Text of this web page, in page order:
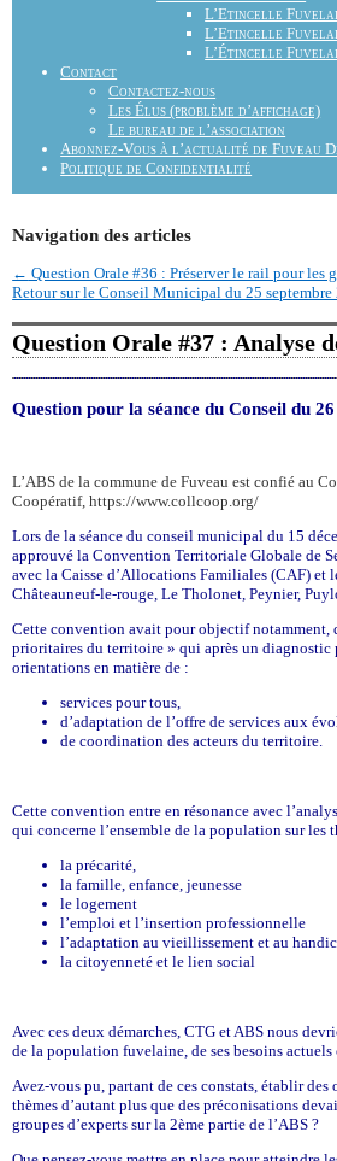
L’Etincelle
L’Etincelle
L’Étincelle
Contact
Contactez-nous
Les Élus (problème d’affichage)
Le bureau de l’association
Abonnez-Vous à l’actualité de Fuveau
Politique de Confidentialité
Navigation des articles
← Question Orale #36 : Préserver le rail pour les
Retour sur le Conseil Municipal du 25 septembre
Question Orale #37 : Analyse
Question pour la séance du Conseil du
L’ABS de la commune de Fuveau est confié au
Coopératif, https://www.collcoop.org/
Lors de la séance du conseil municipal du 15
approuvé la Convention Territoriale Globale de
avec la Caisse d’Allocations Familiales (CAF) et
Châteauneuf-le-rouge, Le Tholonet, Peynier,
Cette convention avait pour objectif notamment,
prioritaires du territoire » qui après un diagnostic
orientations en matière de :
services pour tous,
d’adaptation de l’offre de services aux
de coordination des acteurs du territoire.
Cette convention entre en résonance avec
qui concerne l’ensemble de la population sur les
la précarité,
la famille, enfance, jeunesse
le logement
l’emploi et l’insertion professionnelle
l’adaptation au vieillissement et au
la citoyenneté et le lien social
Avec ces deux démarches, CTG et ABS nous
de la population fuvelaine, de ses besoins actuels
Avez-vous pu, partant de ces constats, établir
thèmes d’autant plus que des préconisations
groupes d’experts sur la 2ème partie de l’ABS ?